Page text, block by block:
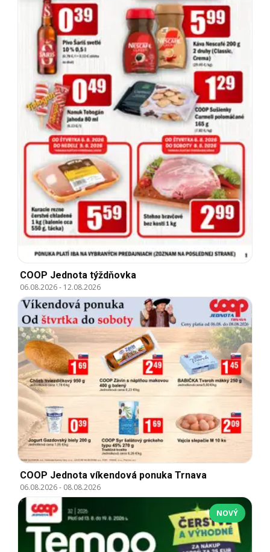
COOP Jednota týždňovka
06.08.2026- 12.08.2026
COOP Jednota víkendová ponuka Trnava
06.08.2026- 08.08.2026
NOVÝ